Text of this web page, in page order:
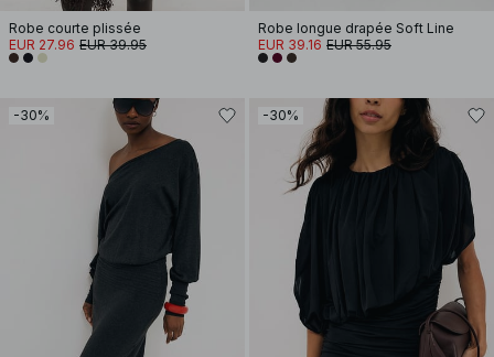
Robe courte plissée
EUR 27.96 EUR 39.95
Robe longue drapée Soft Line
EUR 39.16 EUR 55.95
-30% -30%